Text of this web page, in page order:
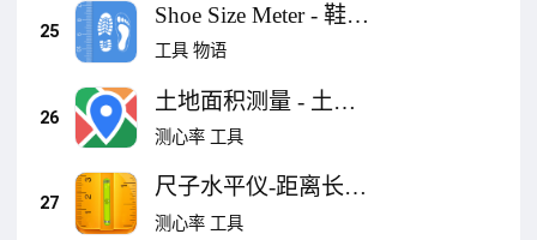
25
Shoe Size Meter - 鞋子
尺寸测量仪
工具 物语
26
土地面积测量 - 土地,
平方测量, 面积计算
测心率 工具
27
尺子水平仪-距离长度
精准测量
测心率 工具